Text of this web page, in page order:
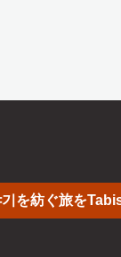
を紡ぐ旅を